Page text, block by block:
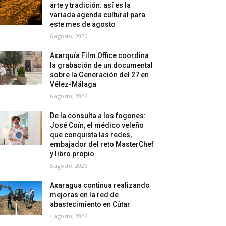
arte y tradición: así es la
variada agenda cultural para
este mes de agosto
6 agosto, 2026
Axarquía Film Office coordina
la grabación de un documental
sobre la Generación del 27 en
Vélez-Málaga
6 agosto, 2026
De la consulta a los fogones:
José Coín, el médico veleño
que conquista las redes,
embajador del reto MasterChef
y libro propio
5 agosto, 2026
Axaragua continua realizando
mejoras en la red de
abastecimiento en Cútar
4 agosto, 2026